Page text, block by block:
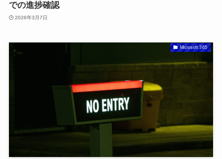
での進捗確認
2026年3月7日
Microsoft 365